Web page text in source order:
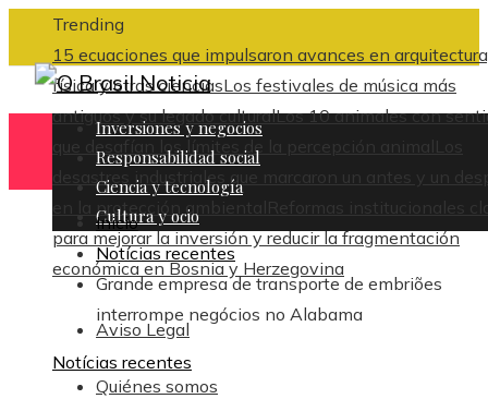
Trending
15 ecuaciones que impulsaron avances en
física y otras cienciasLos festivales de música más
antiguos y su legado culturalLos 10 animales con
que desafían los límites de la percepción animal
Los
desastres industriales que marcaron un antes y un
en la protección ambiental
Reformas institucionales
para mejorar la inversión y reducir la fragmentación
económica en Bosnia y Herzegovina
Aviso Legal
Quiénes somos
Inversiones y negocios
Responsabilidad social
Ciencia y tecnología
Cultura y ocio
Inicio
Notícias recentes
Grande empresa de transporte de embriões
interrompe negócios no Alabama
Notícias recentes